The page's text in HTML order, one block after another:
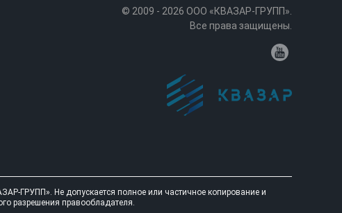
© 2009 - 2026 ООО «КВАЗАР-ГРУПП».
Все права защищены.
ГРУПП». Не допускается полное или частичное копирование и
разрешения правообладателя.